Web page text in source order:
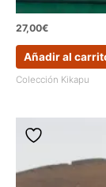
27,00€
Añadir al
Colección Kikapu